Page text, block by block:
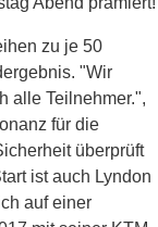
zu je 50
"Wir
alle Teilnehmer.",
für die
überprüft
ist auch Lyndon
auf einer